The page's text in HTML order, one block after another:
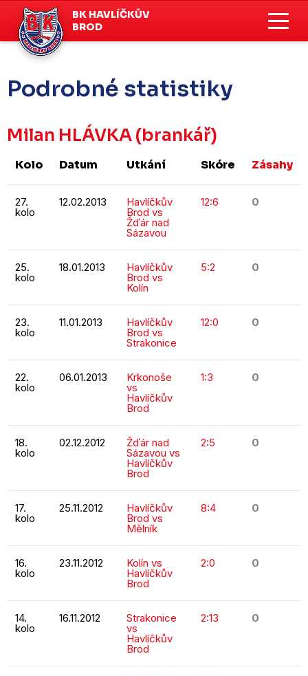
BK HAVLÍČKŮV
BROD
Podrobné statistiky
Milan HLÁVKA(brankář)
Kolo Datum Utkání Skóre Zásahy
27.
kolo
12.02.2013 Havlíčkův
Brod vs
Žďár nad
Sázavou
12:6 0
25.
kolo
18.01.2013 Havlíčkův
Brod vs
Kolín
5:2 0
23.
kolo
11.01.2013 Havlíčkův
Brod vs
Strakonice
12:0 0
22.
kolo
06.01.2013 Krkonoše
vs
Havlíčkův
Brod
1:3 0
18.
kolo
02.12.2012 Žďár nad
Sázavou vs
Havlíčkův
Brod
2:5 0
17.
kolo
25.11.2012 Havlíčkův
Brod vs
Mělník
8:4 0
16.
kolo
23.11.2012 Kolín vs
Havlíčkův
Brod
2:0 0
14.
kolo
16.11.2012 Strakonice
vs
Havlíčkův
Brod
2:13 0